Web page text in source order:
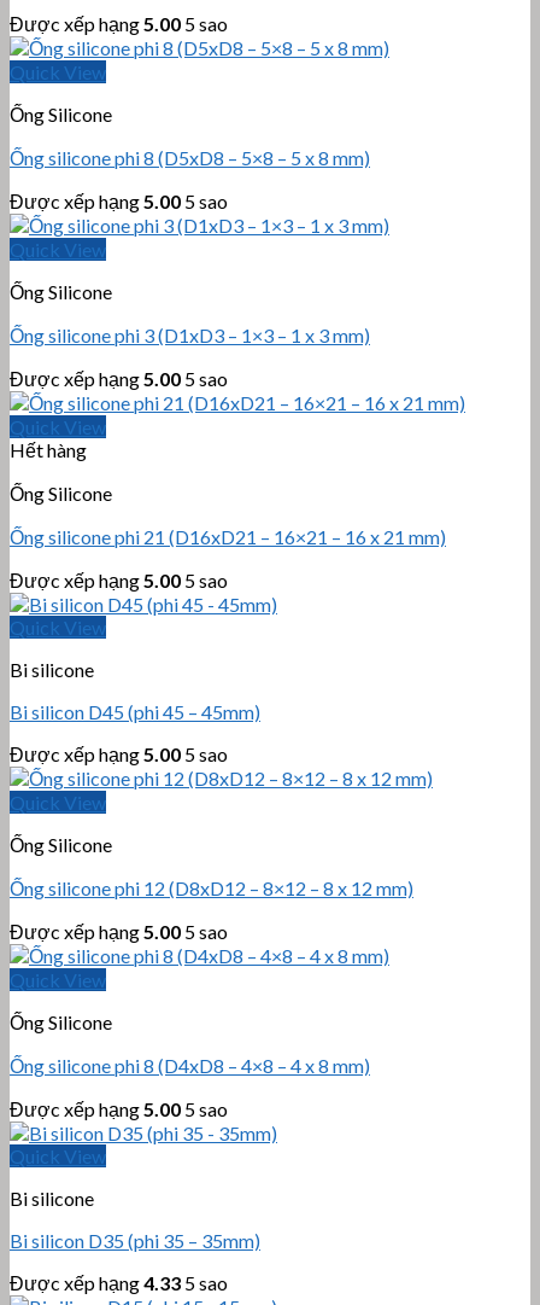
Được xếp hạng 5.00 5 sao
Quick View
Ống Silicone
Ống silicone phi 8 (D5xD8 – 5×8 – 5 x 8 mm)
Được xếp hạng 5.00 5 sao
Quick View
Ống Silicone
Ống silicone phi 3 (D1xD3 – 1×3 – 1 x 3 mm)
Được xếp hạng 5.00 5 sao
Quick View
Hết hàng
Ống Silicone
Ống silicone phi 21 (D16xD21 – 16×21 – 16 x 21 mm)
Được xếp hạng 5.00 5 sao
Quick View
Bi silicone
Bi silicon D45 (phi 45 – 45mm)
Được xếp hạng 5.00 5 sao
Quick View
Ống Silicone
Ống silicone phi 12 (D8xD12 – 8×12 – 8 x 12 mm)
Được xếp hạng 5.00 5 sao
Quick View
Ống Silicone
Ống silicone phi 8 (D4xD8 – 4×8 – 4 x 8 mm)
Được xếp hạng 5.00 5 sao
Quick View
Bi silicone
Bi silicon D35 (phi 35 – 35mm)
Được xếp hạng4.33 5 sao